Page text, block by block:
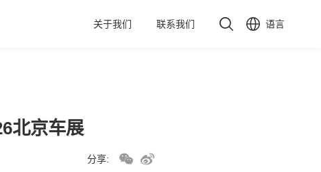
关于我们 联系我们 语言
北京车展
分享: